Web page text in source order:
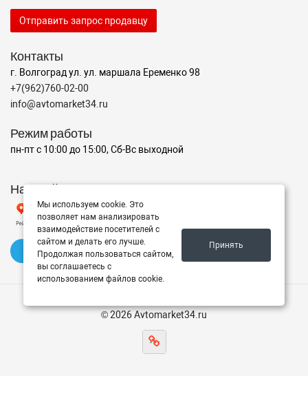
Отправить запрос продавцу
Контакты
г. Волгоград ул. ул. маршала Еременко 98
+7(962)760-02-00
info@avtomarket34.ru
Режим работы
пн-пт с 10:00 до 15:00, Сб-Вс выходной
Наш рейтинг на Яндексе
✍️ Оставить отзыв
© 2026 Avtomarket34.ru
Мы используем cookie. Это
позволяет нам анализировать
взаимодействие посетителей с
сайтом и делать его лучше.
Продолжая пользоваться сайтом,
вы соглашаетесь с
использованием файлов cookie.
Принять